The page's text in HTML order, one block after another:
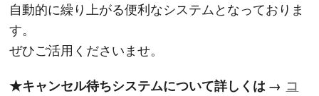
自動的に繰り上がる便利なシステムとなっておりま
す。
ぜひご活用くださいませ。
★キャンセル待ちシステムについて詳しくは → コ